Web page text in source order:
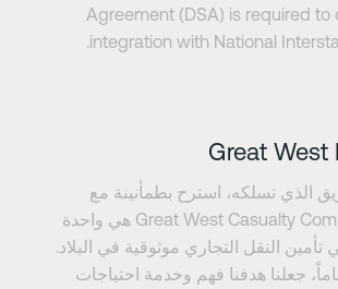
Agreement (DSA) is
integration with National
Great
تسلكه، استرح بطمأنينة مع
العلم أن Great West Casualty Company هي واحدة
النقل التجاري موثوقية في البلاد.
عاماً، جعلنا هدفنا فهم وخدمة احتياجات